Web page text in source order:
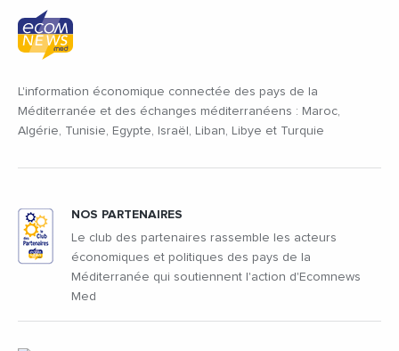
L'information économique connectée des pays de la
Méditerranée et des échanges méditerranéens : Maroc,
Algérie, Tunisie, Egypte, Israël, Liban, Libye et Turquie
NOS PARTENAIRES
Le club des partenaires rassemble les acteurs
économiques et politiques des pays de la
Méditerranée qui soutiennent l'action d'Ecomnews
Med